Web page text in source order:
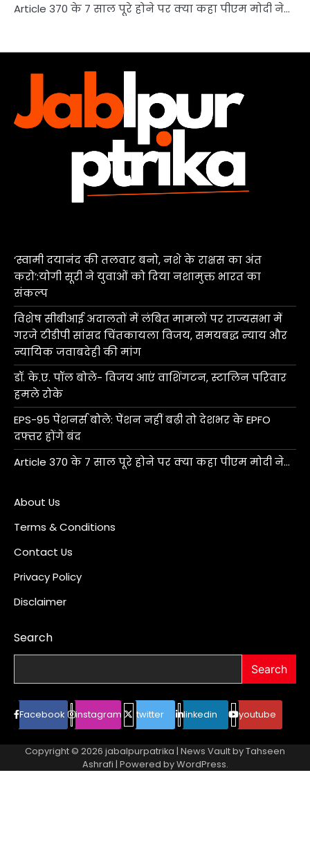
Article 370 के 7 साल पूरे होने पर क्या कहा पीएम मोदी ने…
‘स्वामी दयानंद की तलवार बनो, नशे के राक्षस का अंत
करो’:योगी सूरी ने युवाओं को दिया नशामुक्त भारत का
संकल्प
विशेष सीबीआई अदालतों में लंबित मामलों पर राज्यसभा में
गरजे टीडीपी सांसद चिंतकायला विजय, समयबद्ध न्याय और
न्यायिक जवाबदेही की मांग
डॉ. के.ए. पॉल बोले- विजय आएं वाशिंगटन, स्टालिन परिवार
हमले रोके
EPS-95 पेंशनर्स बोले: पेंशन नहीं बढ़ी तो देशभर के EPFO
दफ्तर होंगे बंद
Article 370 के 7 साल पूरे होने पर क्या कहा पीएम मोदी ने…
About Us
Terms & Conditions
Contact Us
Privacy Policy
Disclaimer
Search
Search
Facebook instagram twitter linkedin youtube
Copyright © 2026 jabalpurpatrika | News Vault byTahseen
Ashrafi | Powered byWordPress.